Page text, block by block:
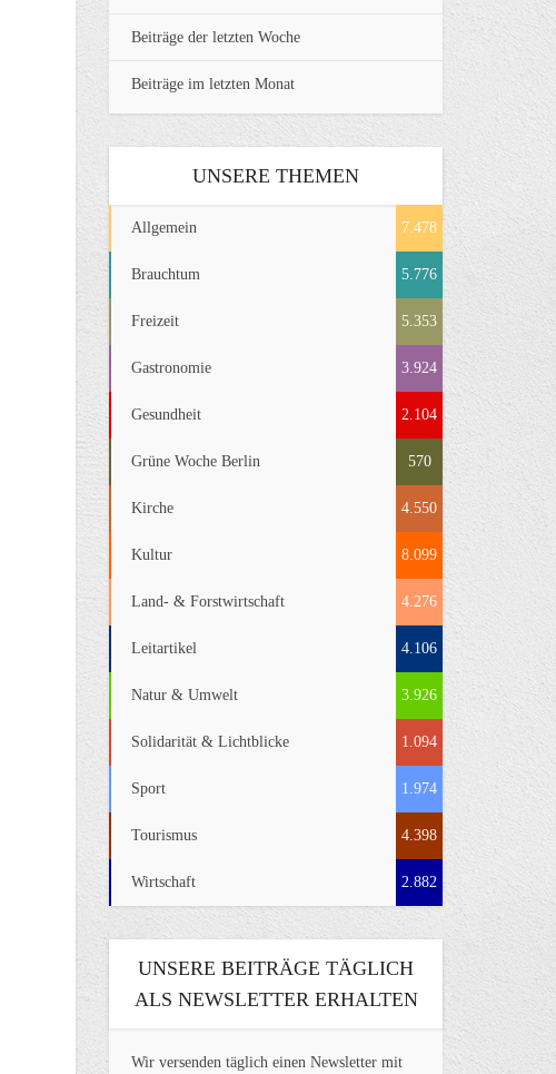
Beiträge der letzten Woche
Beiträge im letzten Monat
UNSERE THEMEN
Allgemein 7.478
Brauchtum 5.776
Freizeit 5.353
Gastronomie 3.924
Gesundheit 2.104
Grüne Woche Berlin 570
Kirche 4.550
Kultur 8.099
Land- & Forstwirtschaft 4.276
Leitartikel 4.106
Natur & Umwelt 3.926
Solidarität & Lichtblicke 1.094
Sport 1.974
Tourismus 4.398
Wirtschaft 2.882
UNSERE BEITRÄGE TÄGLICH
ALS NEWSLETTER ERHALTEN
Wir versenden täglich einen Newsletter mit